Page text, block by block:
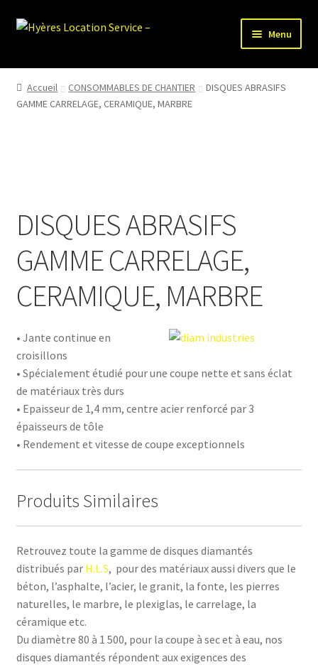
Aller
Aller
Menu
HLS-ACCUEIL
LOCATION MATERIEL
Accueil CONSOMMABLES DE CHANTIER
DISQUES ABRASIFS
GAMME CARRELAGE, CERAMIQUE, MARBRE
DISQUES ABRASIFS
GAMME CARRELAGE,
CERAMIQUE, MARBRE
• Jante continue en
croisillons
• Spécialement étudié pour une coupe nette et sans éclat
de matériaux très durs
• Epaisseur de 1,4 mm, centre acier renforcé par 3
épaisseurs de tôle
• Rendement et vitesse de coupe exceptionnels
Produits Similaires
Retrouvez toute la gamme de disques diamantés
distribués parH.L.S, pour des matériaux aussi divers que le
béton, l’asphalte, l’acier, le granit, la fonte, les pierres
naturelles, le marbre, le plexiglas, le carrelage, la
céramique etc.
Du diamètre 80 à 1 500, pour la coupe à sec et à eau, nos
disques diamantés répondent aux exigences des